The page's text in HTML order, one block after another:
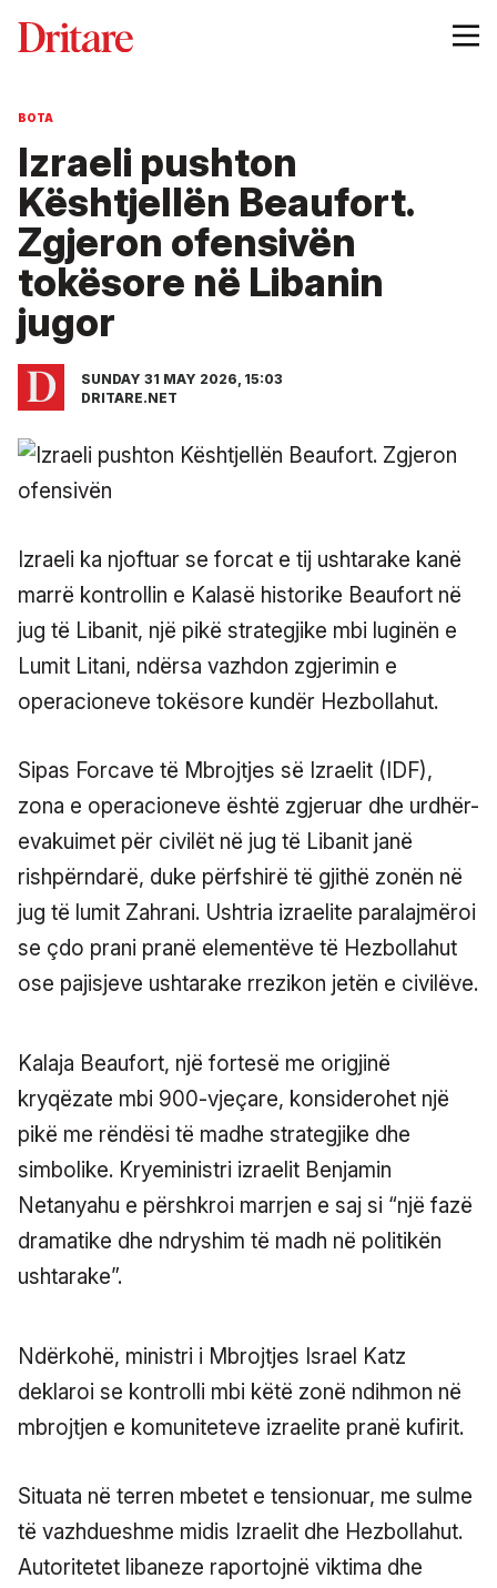
BOTA
Izraeli pushton
Kështjellën Beaufort.
Zgjeron ofensivën
tokësore në Libanin
jugor
SUNDAY 31 MAY 2026, 15:03
DRITARE.NET
Izraeli ka njoftuar se forcat e tij ushtarake kanë
marrë kontrollin e Kalasë historike Beaufort në
jug të Libanit, një pikë strategjike mbi luginën e
Lumit Litani, ndërsa vazhdon zgjerimin e
operacioneve tokësore kundër Hezbollahut.
Sipas Forcave të Mbrojtjes së Izraelit (IDF),
zona e operacioneve është zgjeruar dhe urdhër-
evakuimet për civilët në jug të Libanit janë
rishpërndarë, duke përfshirë të gjithë zonën në
jug të lumit Zahrani. Ushtria izraelite paralajmëroi
se çdo prani pranë elementëve të Hezbollahut
ose pajisjeve ushtarake rrezikon jetën e civilëve.
Kalaja Beaufort, një fortesë me origjinë
kryqëzate mbi 900-vjeçare, konsiderohet një
pikë me rëndësi të madhe strategjike dhe
simbolike. Kryeministri izraelit Benjamin
Netanyahu e përshkroi marrjen e saj si “një fazë
dramatike dhe ndryshim të madh në politikën
ushtarake”.
Ndërkohë, ministri i Mbrojtjes Israel Katz
deklaroi se kontrolli mbi këtë zonë ndihmon në
mbrojtjen e komuniteteve izraelite pranë kufirit.
Situata në terren mbetet e tensionuar, me sulme
të vazhdueshme midis Izraelit dhe Hezbollahut.
Autoritetet libaneze raportojnë viktima dhe